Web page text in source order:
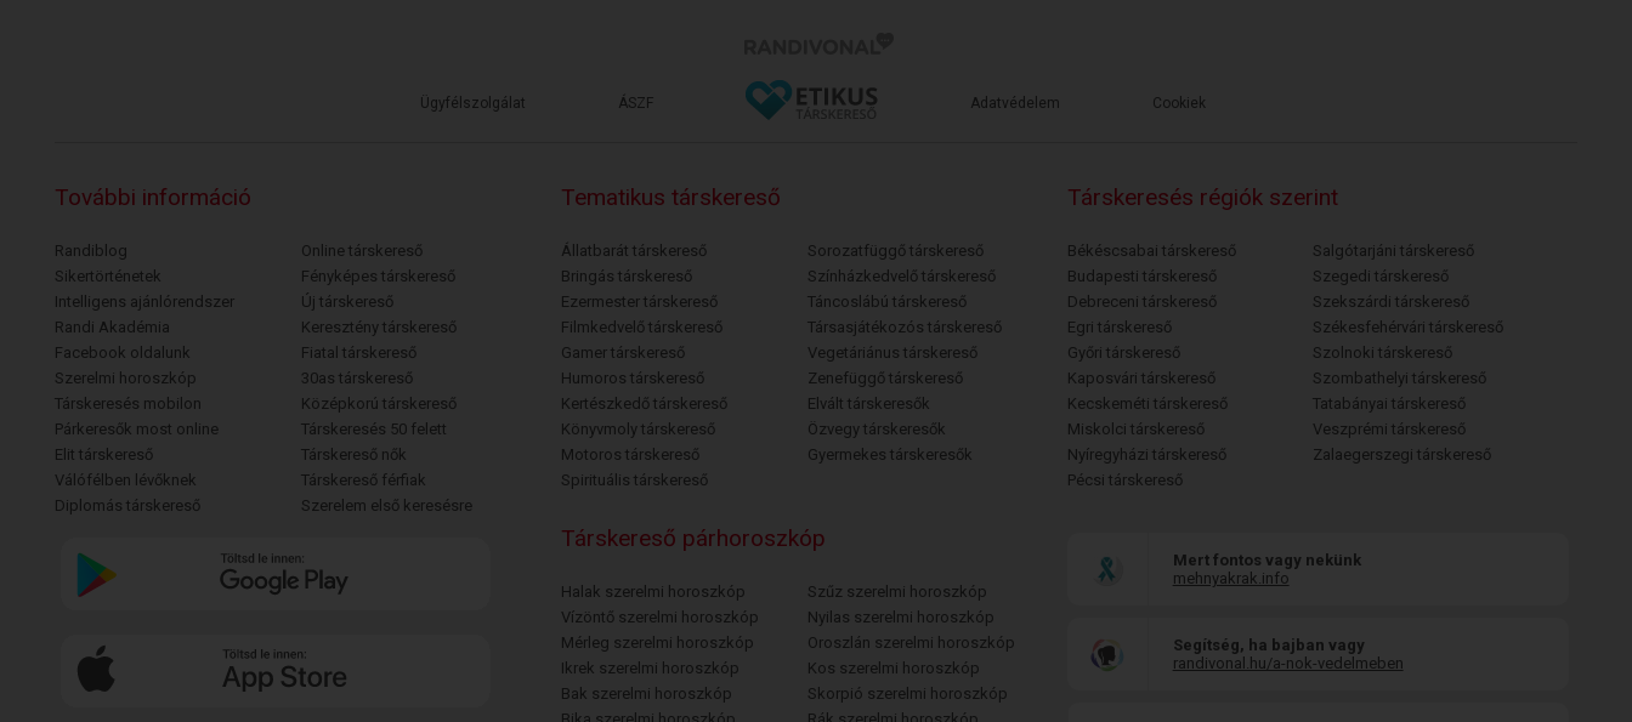
Ügyfélszolgálat ÁSZF Adatvédelem Cookiek
További információ
Randiblog
Sikertörténetek
Intelligens ajánlórendszer
Randi Akadémia
Facebook oldalunk
Szerelmi horoszkóp
Társkeresés mobilon
Párkeresők most online
Elit társkereső
Válófélben lévőknek
Diplomás társkereső
Online társkereső
Fényképes társkereső
Új társkereső
Keresztény társkereső
Fiatal társkereső
30as társkereső
Középkorú társkereső
Társkeresés 50 felett
Társkereső nők
Társkereső férfiak
Szerelem első keresésre
Tematikus társkereső
Állatbarát társkereső
Bringás társkereső
Ezermester társkereső
Filmkedvelő társkereső
Gamer társkereső
Humoros társkereső
Kertészkedő társkereső
Könyvmoly társkereső
Motoros társkereső
Spirituális társkereső
Sorozatfüggő társkereső
Színházkedvelő társkereső
Táncoslábú társkereső
Társasjátékozós társkereső
Vegetáriánus társkereső
Zenefüggő társkereső
Elvált társkeresők
Özvegy társkeresők
Gyermekes társkeresők
Társkeresés régiók szerint
Békéscsabai társkereső
Budapesti társkereső
Debreceni társkereső
Egri társkereső
Győri társkereső
Kaposvári társkereső
Kecskeméti társkereső
Miskolci társkereső
Nyíregyházi társkereső
Pécsi társkereső
Salgótarjáni társkereső
Szegedi társkereső
Szekszárdi társkereső
Székesfehérvári társkereső
Szolnoki társkereső
Szombathelyi társkereső
Tatabányai társkereső
Veszprémi társkereső
Zalaegerszegi társkereső
Társkereső párhoroszkóp
Halak szerelmi horoszkóp
Vízöntő szerelmi horoszkóp
Mérleg szerelmi horoszkóp
Ikrek szerelmi horoszkóp
Bak szerelmi horoszkóp
Szűz szerelmi horoszkóp
Nyilas szerelmi horoszkóp
Oroszlán szerelmi horoszkóp
Kos szerelmi horoszkóp
Skorpió szerelmi horoszkóp
Mert fontos vagy nekünk
mehnyakrak.info
Segítség, ha bajban vagy
randivonal.hu/a-nok-vedelmeben